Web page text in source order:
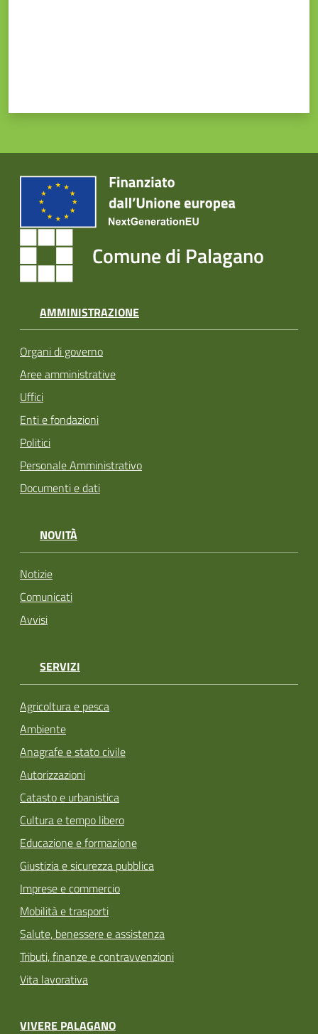
Comune di Palagano
AMMINISTRAZIONE
Organi di governo
Aree amministrative
Uffici
Enti e fondazioni
Politici
Personale Amministrativo
Documenti e dati
NOVITÀ
Notizie
Comunicati
Avvisi
SERVIZI
Agricoltura e pesca
Ambiente
Anagrafe e stato civile
Autorizzazioni
Catasto e urbanistica
Cultura e tempo libero
Educazione e formazione
Giustizia e sicurezza pubblica
Imprese e commercio
Mobilità e trasporti
Salute, benessere e assistenza
Tributi, finanze e contravvenzioni
Vita lavorativa
VIVERE PALAGANO